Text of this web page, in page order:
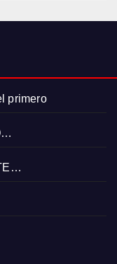
primero